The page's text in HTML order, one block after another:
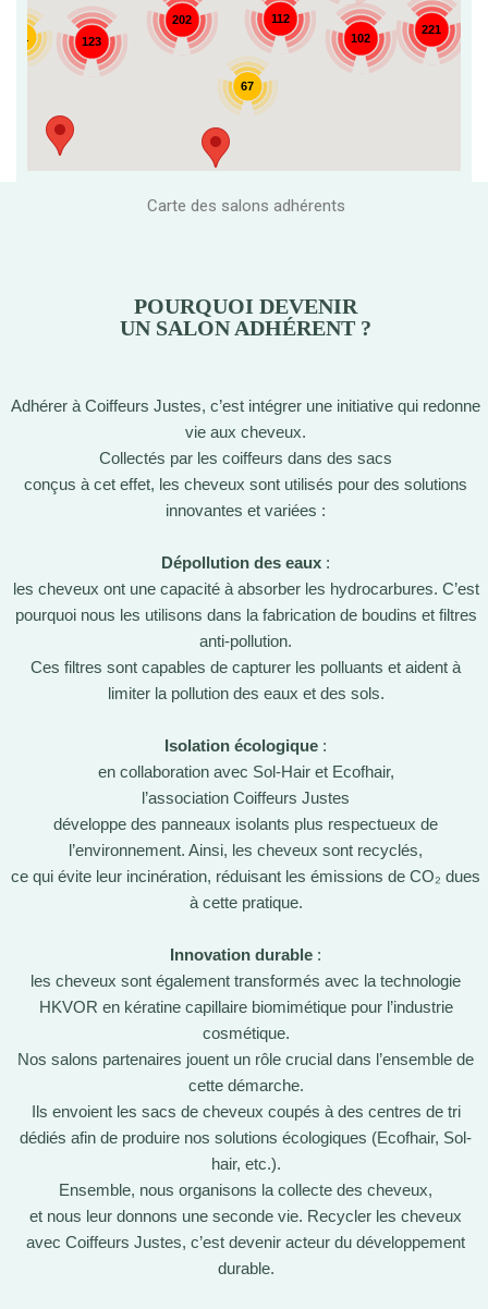
221
123
67
202
112
102
21
Carte des salons adhérents
POURQUOI DEVENIR
UN SALON ADHÉRENT ?
Adhérer à Coiffeurs Justes, c’est intégrer une initiative qui redonne
vie aux cheveux.
Collectés par les coiffeurs dans des sacs
conçus à cet effet, les cheveux sont utilisés pour des solutions
innovantes et variées :
Dépollution des eaux :
les cheveux ont une capacité à absorber les hydrocarbures. C’est
pourquoi nous les utilisons dans la fabrication de boudins et filtres
anti-pollution.
Ces filtres sont capables de capturer les polluants et aident à
limiter la pollution des eaux et des sols.
Isolation écologique :
en collaboration avec Sol-Hair et Ecofhair,
l’association Coiffeurs Justes
développe des panneaux isolants plus respectueux de
l’environnement. Ainsi, les cheveux sont recyclés,
ce qui évite leur incinération, réduisant les émissions de CO₂ dues
à cette pratique.
Innovation durable :
les cheveux sont également transformés avec la technologie
HKVOR en kératine capillaire biomimétique pour l’industrie
cosmétique.
Nos salons partenaires jouent un rôle crucial dans l’ensemble de
cette démarche.
Ils envoient les sacs de cheveux coupés à des centres de tri
dédiés afin de produire nos solutions écologiques (Ecofhair, Sol-
hair, etc.).
Ensemble, nous organisons la collecte des cheveux,
et nous leur donnons une seconde vie. Recycler les cheveux
avec Coiffeurs Justes, c’est devenir acteur du développement
durable.